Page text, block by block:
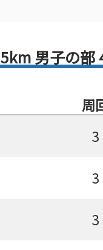
5km 男子の部
周
3
3
3